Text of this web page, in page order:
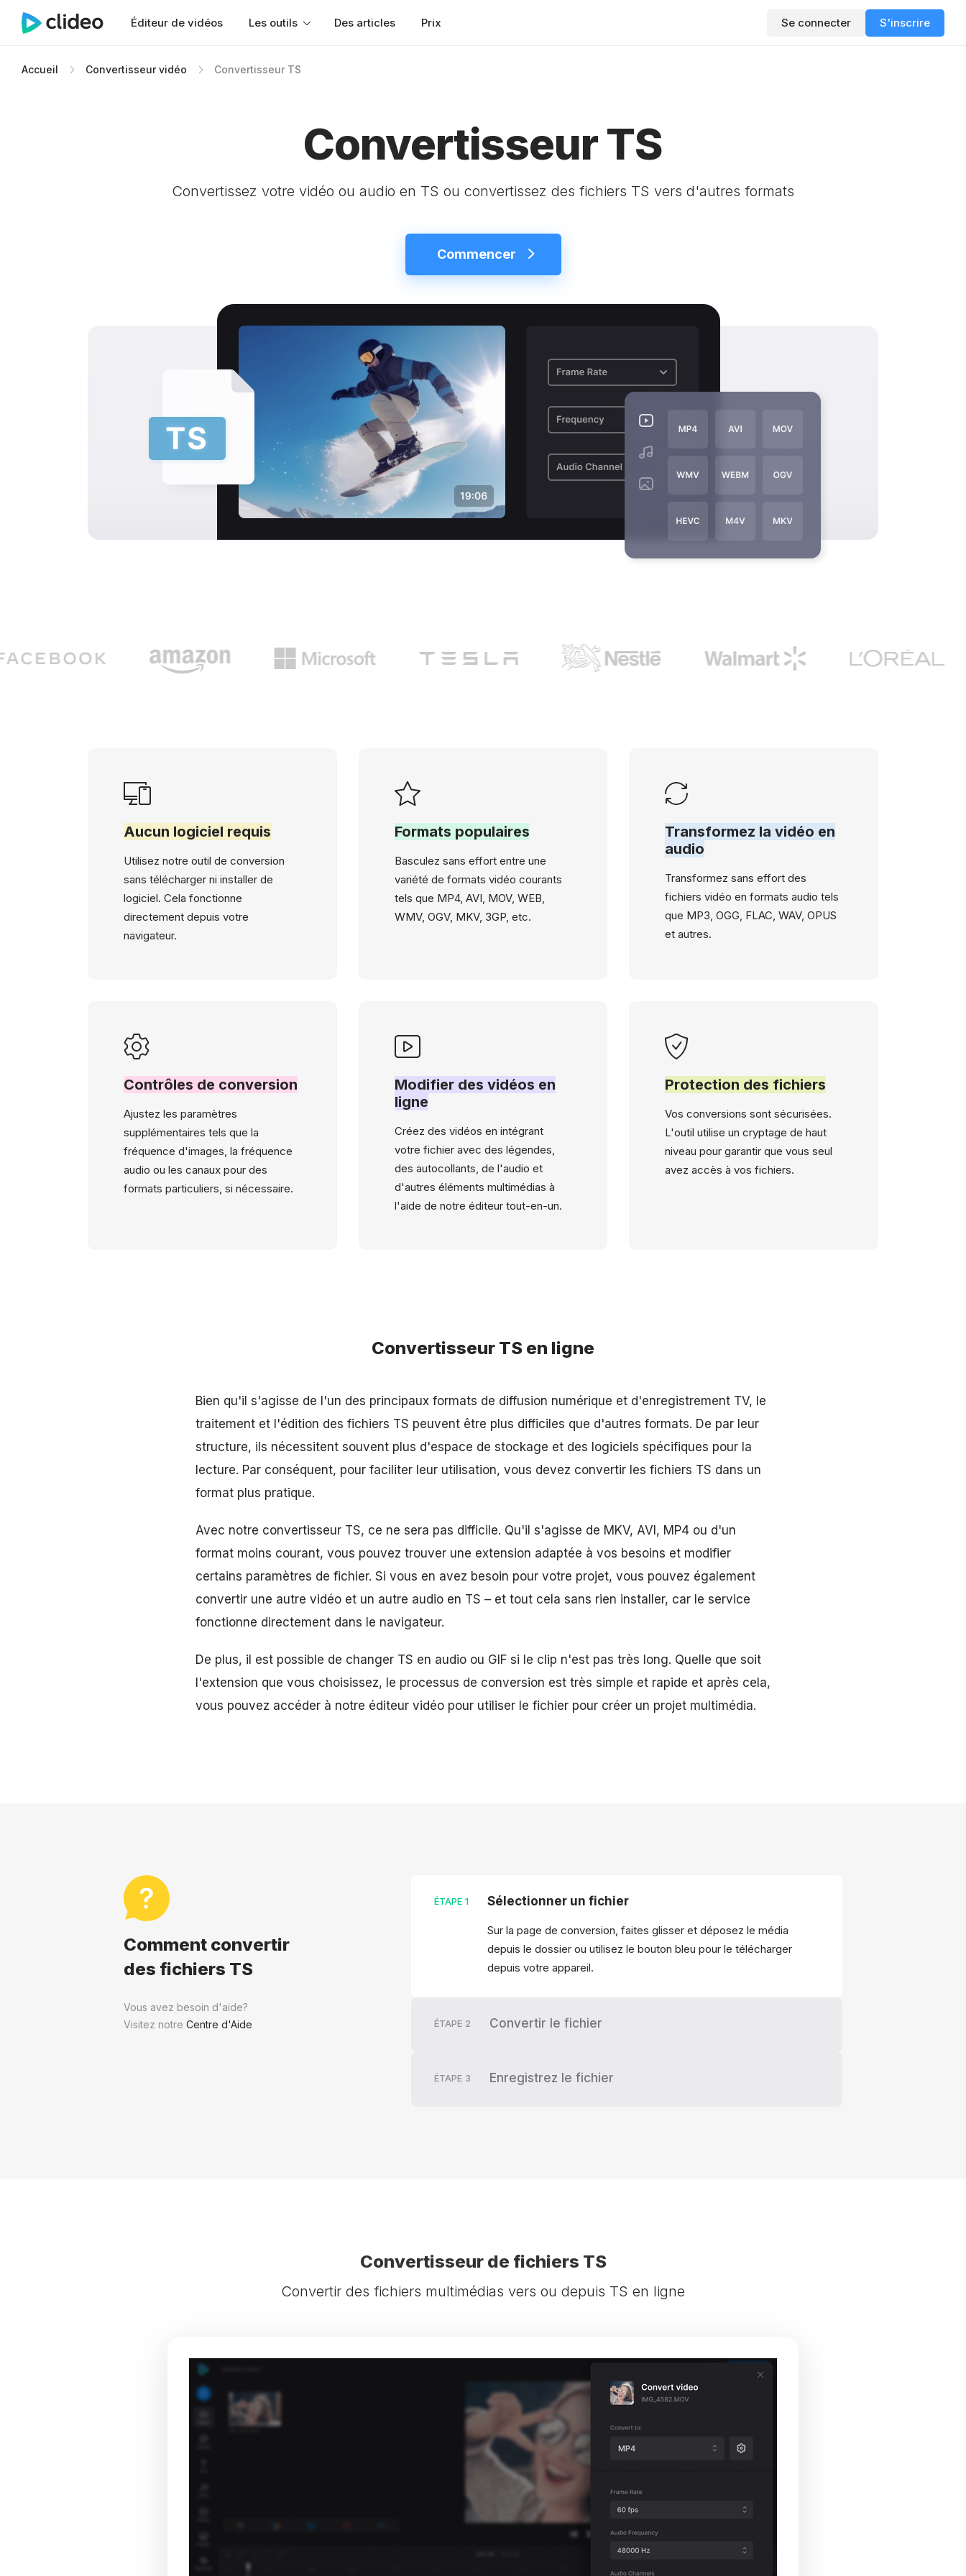
Éditeur de vidéos Les outils Des articles Prix Se connecter S'inscrire
Accueil Convertisseur vidéo Convertisseur TS
Convertisseur TS
Convertissez votre vidéo ou audio en TS ou convertissez des fichiers TS vers d'autres formats
Commencer
Aucun logiciel requis
Utilisez notre outil de conversion
sans télécharger ni installer de
logiciel. Cela fonctionne
directement depuis votre
navigateur.
Formats populaires
Basculez sans effort entre une
variété de formats vidéo courants
tels que MP4, AVI, MOV, WEB,
WMV, OGV, MKV, 3GP, etc.
Transformez la vidéo en
audio
Transformez sans effort des
fichiers vidéo en formats audio tels
que MP3, OGG, FLAC, WAV, OPUS
et autres.
Contrôles de conversion
Ajustez les paramètres
supplémentaires tels que la
fréquence d'images, la fréquence
audio ou les canaux pour des
formats particuliers, si nécessaire.
Modifier des vidéos en
ligne
Créez des vidéos en intégrant
votre fichier avec des légendes,
des autocollants, de l'audio et
d'autres éléments multimédias à
l'aide de notre éditeur tout-en-un.
Protection des fichiers
Vos conversions sont sécurisées.
L'outil utilise un cryptage de haut
niveau pour garantir que vous seul
avez accès à vos fichiers.
Convertisseur TS en ligne
Bien qu'il s'agisse de l'un des principaux formats de diffusion numérique et d'enregistrement TV, le
traitement et l'édition des fichiers TS peuvent être plus difficiles que d'autres formats. De par leur
structure, ils nécessitent souvent plus d'espace de stockage et des logiciels spécifiques pour la
lecture. Par conséquent, pour faciliter leur utilisation, vous devez convertir les fichiers TS dans un
format plus pratique.
Avec notre convertisseur TS, ce ne sera pas difficile. Qu'il s'agisse de MKV, AVI, MP4 ou d'un
format moins courant, vous pouvez trouver une extension adaptée à vos besoins et modifier
certains paramètres de fichier. Si vous en avez besoin pour votre projet, vous pouvez également
convertir une autre vidéo et un autre audio en TS – et tout cela sans rien installer, car le service
fonctionne directement dans le navigateur.
De plus, il est possible de changer TS en audio ou GIF si le clip n'est pas très long. Quelle que soit
l'extension que vous choisissez, le processus de conversion est très simple et rapide et après cela,
vous pouvez accéder à notre éditeur vidéo pour utiliser le fichier pour créer un projet multimédia.
Comment convertir
des fichiers TS
Vous avez besoin d'aide?
Visitez notre Centre d'Aide
ÉTAPE 1 Sélectionner un fichier
Sur la page de conversion, faites glisser et déposez le média
depuis le dossier ou utilisez le bouton bleu pour le télécharger
depuis votre appareil.
ÉTAPE 2 Convertir le fichier
ÉTAPE 3 Enregistrez le fichier
Convertisseur de fichiers TS
Convertir des fichiers multimédias vers ou depuis TS en ligne